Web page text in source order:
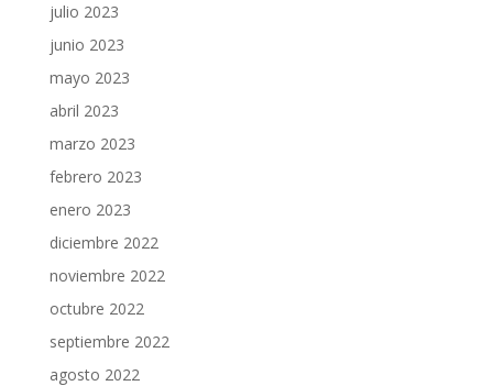
julio 2023
junio 2023
mayo 2023
abril 2023
marzo 2023
febrero 2023
enero 2023
diciembre 2022
noviembre 2022
octubre 2022
septiembre 2022
agosto 2022